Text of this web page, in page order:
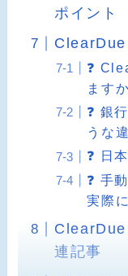
ポイント
❓
ます
❓ 銀
うな
❓ 日
❓ 手
実際
ClearDue
連記事